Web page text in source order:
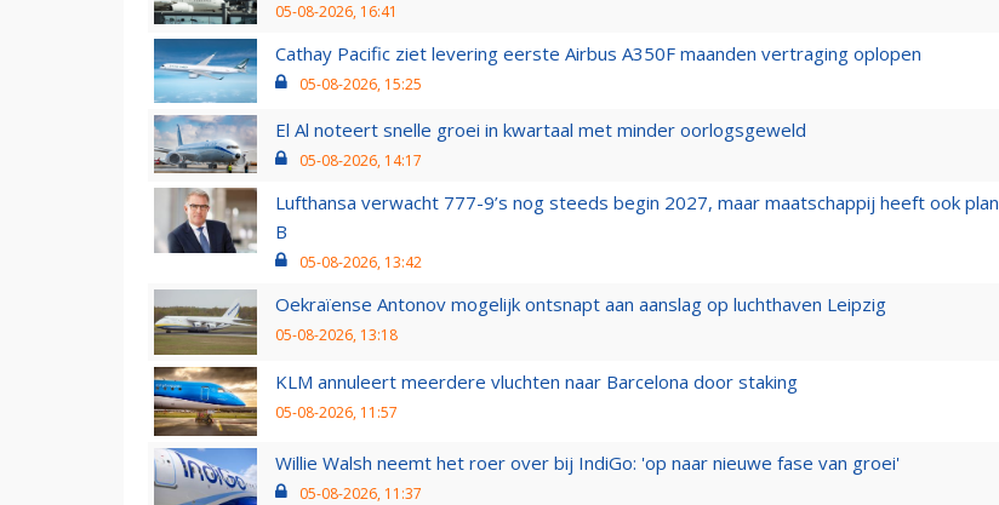
05-08-2026, 16:41
Cathay Pacific ziet levering eerste Airbus A350F maanden vertraging oplopen
05-08-2026, 15:25
El Al noteert snelle groei in kwartaal met minder oorlogsgeweld
05-08-2026, 14:17
Lufthansa verwacht 777-9’s nog steeds begin 2027, maar maatschappij heeft ook plan
B
05-08-2026, 13:42
Oekraïense Antonov mogelijk ontsnapt aan aanslag op luchthaven Leipzig
05-08-2026, 13:18
KLM annuleert meerdere vluchten naar Barcelona door staking
05-08-2026, 11:57
Willie Walsh neemt het roer over bij IndiGo: 'op naar nieuwe fase van groei'
05-08-2026, 11:37